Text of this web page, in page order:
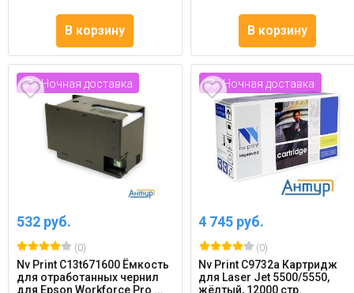
В корзину В корзину
Ночная доставка
532 руб.
(0)
Nv Print C13t671600 Ёмкость
для отработанных чернил
для Epson Workforce Pro ...
Ночная доставка
4 745 руб.
(0)
Nv Print C9732a Картридж
для Laser Jet 5500/5550,
жёлтый, 12000 стр.